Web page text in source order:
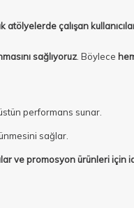
atölyelerde çalışan
sağlıyoruz . Böylece
performans sunar.
sağlar.
ve promosyon ürünleri için